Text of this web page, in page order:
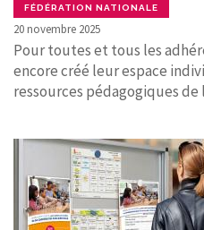
FÉDÉRATION NATIONALE
20 novembre 2025
Pour toutes et tous les
encore créé leur espace
ressources pédagogiques de